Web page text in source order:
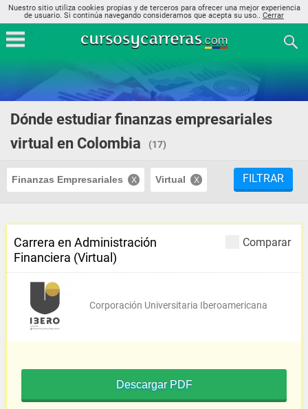
Nuestro sitio utiliza cookies propias y de terceros para ofrecer una mejor experiencia
de usuario. Si continúa navegando consideramos que acepta su uso.. Cerrar
Dónde estudiar finanzas empresariales
virtual en Colombia
(17)
Finanzas Empresariales Virtual FILTRAR
Comparar
Carrera en Administración
Financiera (Virtual)
Corporación Universitaria Iberoamericana
Descargar PDF